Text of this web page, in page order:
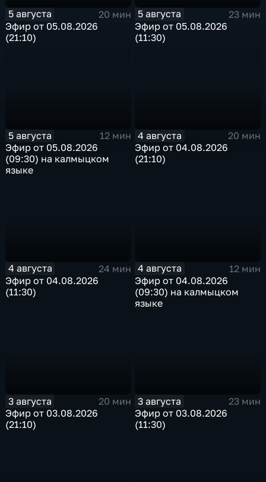
5 августа
20 мин
Эфир от 05.08.2026
(21:10)
5 августа
23 мин
Эфир от 05.08.2026
(11:30)
5 августа
12 мин
Эфир от 05.08.2026
(09:30) на калмыцком
языке
4 августа
20 мин
Эфир от 04.08.2026
(21:10)
4 августа
24 мин
Эфир от 04.08.2026
(11:30)
4 августа
12 мин
Эфир от 04.08.2026
(09:30) на калмыцком
языке
3 августа
20 мин
Эфир от 03.08.2026
(21:10)
3 августа
23 мин
Эфир от 03.08.2026
(11:30)